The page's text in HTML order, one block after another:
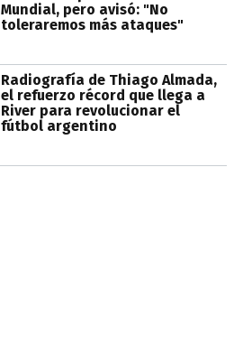
Mundial, pero avisó: "No
toleraremos más ataques"
Radiografía de Thiago Almada,
el refuerzo récord que llega a
River para revolucionar el
fútbol argentino